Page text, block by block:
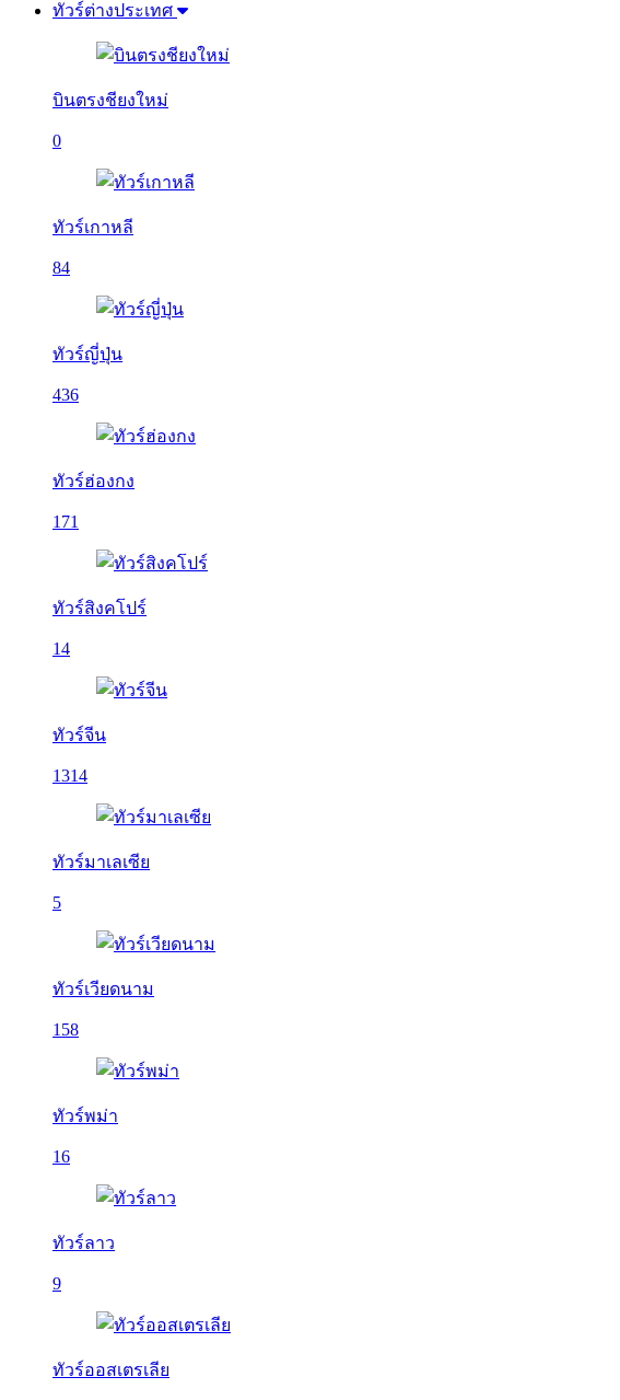
ทัวร์ต่างประเทศ
บินตรงชียงใหม่
0
ทัวร์เกาหลี
84
ทัวร์ญี่ปุ่น
436
ทัวร์ฮ่องกง
171
ทัวร์สิงคโปร์
14
ทัวร์จีน
1314
ทัวร์มาเลเซีย
5
ทัวร์เวียดนาม
158
ทัวร์พม่า
16
ทัวร์ลาว
9
ทัวร์ออสเตรเลีย